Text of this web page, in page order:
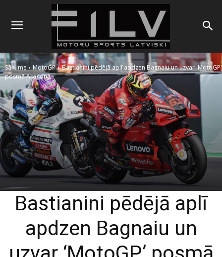
Sākums MotoGP
Bastianini pēdējā aplī apdzen Bagnaiu un uzvar 'MotoGP'
posmā Aragonā
Bastianini pēdējā aplī
apdzen Bagnaiu un